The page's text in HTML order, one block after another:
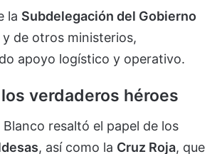
la Subdelegación del Gobierno
y de otros ministerios,
apoyo logístico y operativo.
verdaderos héroes
Blanco resaltó el papel de los
, así como la Cruz Roja, que